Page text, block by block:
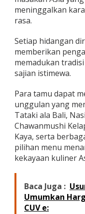
o
y
A
s
a
d
i
T
h
e
V
i
e
a
n
t
meninggalkan
rasa.
Setiap hidangan
memberikan
memadukan
sajian istimewa.
Para tamu dapat
unggulan yang
Tataki ala Bali,
Chawanmushi
Kaya, serta
pilihan menu
kekayaan kuliner
Baca Juga :
Umumkan
CUV e: